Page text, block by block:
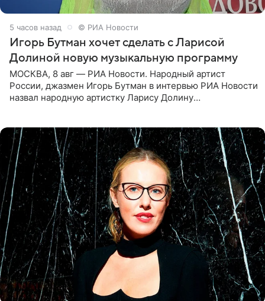
5 часов назад © РИА Новости
Игорь Бутман хочет сделать с Ларисой
Долиной новую музыкальную программу
МОСКВА, 8 авг — РИА Новости. Народный артист
России, джазмен Игорь Бутман в интервью РИА Новости
назвал народную артистку Ларису Долину